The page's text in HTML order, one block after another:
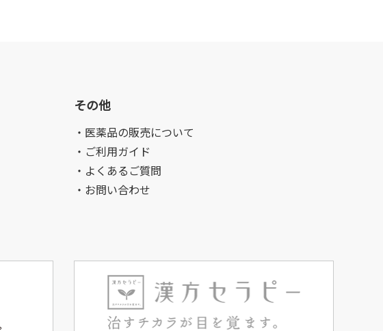
その他
・医薬品の販売について
・ご利用ガイド
・よくあるご質問
・お問い合わせ